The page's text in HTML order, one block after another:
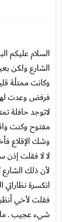
السلام عليكم
الشارع ولكن
وكانت ممتلْة
فرفض وعدت
لاتوجد حافلة
مفتوح وكنت
وشك الإقلاع
لا لا فقلت
لأن ذلك
انكسرة
فقلت لأخي
شيء عجيب .